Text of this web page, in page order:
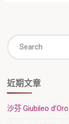
隊"
近期文章
沙芬 Giubileo d’Oro